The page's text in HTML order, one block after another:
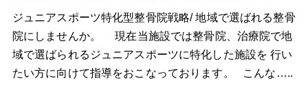
ジュニアスポーツ特化型整骨院戦略/ 地域で選ばれる整骨
院にしませんか。 現在当施設では整骨院、治療院で地
域で選ばられるジュニアスポーツに特化した施設を 行い
たい方に向けて指導をおこなっております。 こんな…..